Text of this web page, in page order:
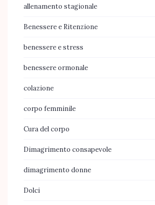
allenamento stagionale
Benessere e Ritenzione
benessere e stress
benessere ormonale
colazione
corpo femminile
Cura del corpo
Dimagrimento consapevole
dimagrimento donne
Dolci